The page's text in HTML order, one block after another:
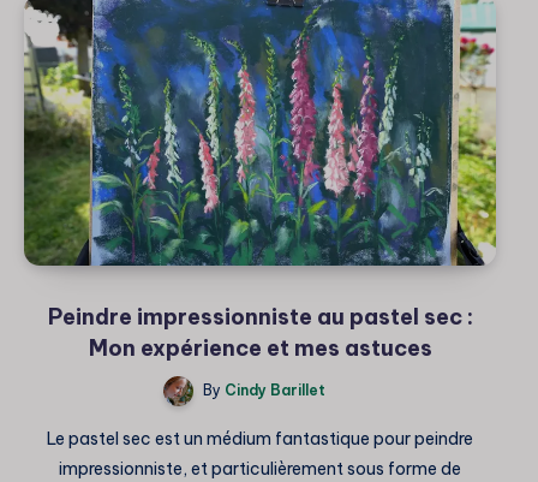
secs
Ce
qu’il
faut
savoir
Peindre impressionniste au pastel sec :
Mon expérience et mes astuces
By Cindy Barillet
Le pastel sec est un médium fantastique pour peindre
impressionniste, et particulièrement sous forme de